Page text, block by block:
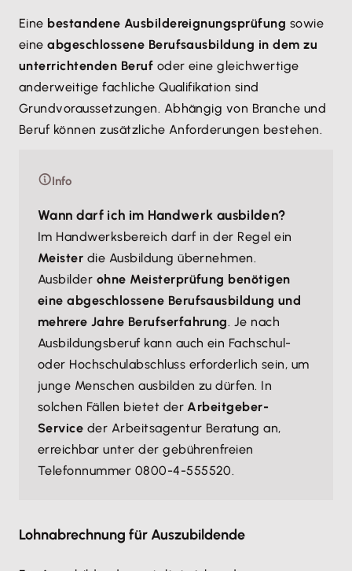
Eine bestandene Ausbildereignungsprüfung sowie
eineabgeschlossene Berufsausbildung in dem zu
unterrichtenden Beruf oder eine gleichwertige
anderweitige fachliche Qualifikation sind
Grundvoraussetzungen. Abhängig von Branche und
Beruf können zusätzliche Anforderungen bestehen.
Info
Wann darf ich im Handwerk ausbilden?
Im Handwerksbereich darf in der Regel ein
Meister die Ausbildung übernehmen.
Ausbilder ohne Meisterprüfung benötigen
eine abgeschlossene Berufsausbildung und
mehrere Jahre Berufserfahrung. Je nach
Ausbildungsberuf kann auch ein Fachschul-
oder Hochschulabschluss erforderlich sein, um
junge Menschen ausbilden zu dürfen. In
solchen Fällen bietet derArbeitgeber-
Service der Arbeitsagentur Beratung an,
erreichbar unter der gebührenfreien
Telefonnummer 0800-4-555520.
Lohnabrechnung für Auszubildende